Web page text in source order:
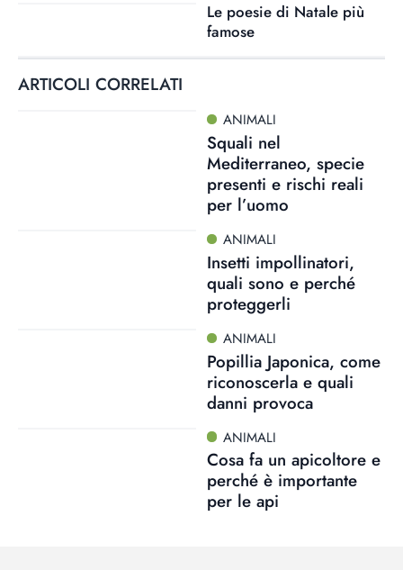
Le poesie di Natale più
famose
ARTICOLI CORRELATI
ANIMALI
Squali nel
Mediterraneo, specie
presenti e rischi reali
per l’uomo
ANIMALI
Insetti impollinatori,
quali sono e perché
proteggerli
ANIMALI
Popillia Japonica, come
riconoscerla e quali
danni provoca
ANIMALI
Cosa fa un apicoltore e
perché è importante
per le api